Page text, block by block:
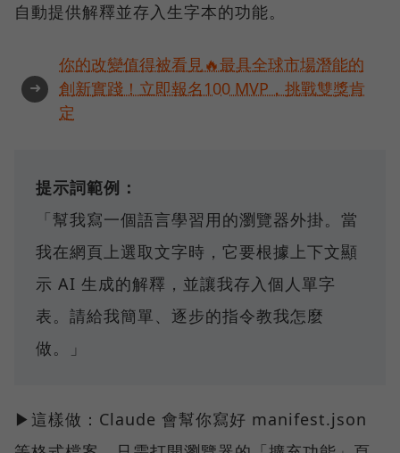
自動提供解釋並存入生字本的功能。
➜
你的改變值得被看見🔥最具全球市場潛能的
創新實踐！立即報名100 MVP，挑戰雙獎肯
定
提示詞範例：
「幫我寫一個語言學習用的瀏覽器外掛。當
我在網頁上選取文字時，它要根據上下文顯
示 AI 生成的解釋，並讓我存入個人單字
表。請給我簡單、逐步的指令教我怎麼
做。」
▶這樣做：Claude 會幫你寫好 manifest.json